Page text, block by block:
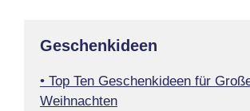
Geschenkideen
• Top Ten Geschenkideen für
Weihnachten